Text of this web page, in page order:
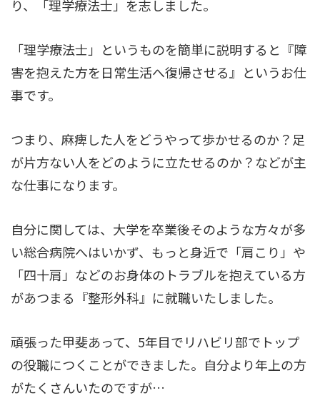
り、「理学療法士」を志しました。
「理学療法士」というものを簡単に説明すると『障
害を抱えた方を日常生活へ復帰させる』というお仕
事です。
つまり、麻痺した人をどうやって歩かせるのか？足
が片方ない人をどのように立たせるのか？などが主
な仕事になります。
自分に関しては、大学を卒業後そのような方々が多
い総合病院へはいかず、もっと身近で「肩こり」や
「四十肩」などのお身体のトラブルを抱えている方
があつまる『整形外科』に就職いたしました。
頑張った甲斐あって、5年目でリハビリ部でトップ
の役職につくことができました。自分より年上の方
がたくさんいたのですが…